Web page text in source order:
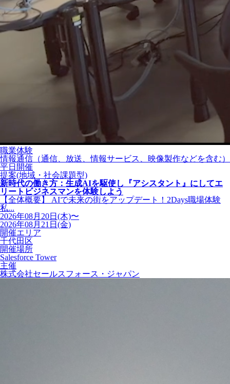
職業体験
情報通信（通信、放送、情報サービス、映像製作などを含む）
平日開催
提案(地域・社会課題型)
新時代の働き方：生成AIを駆使し『アシスタント』にしてエ
リートビジネスマンを体験しよう
【全体概要】 AIで未来の街をアップデート！2Days職場体験
私...
2026年08月20日(木)〜
2026年08月21日(金)
開催エリア
千代田区
開催場所
Salesforce Tower
主催
株式会社セールスフォース・ジャパン